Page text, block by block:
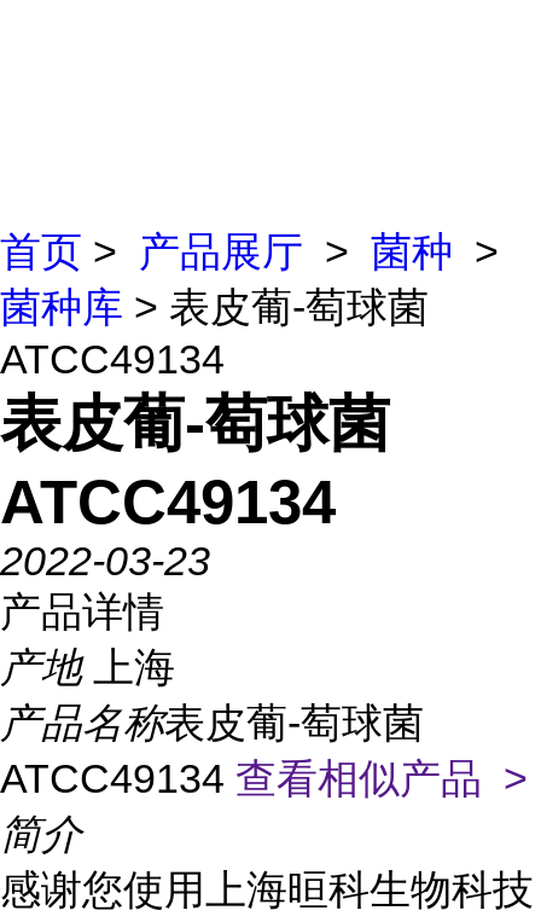
首页 > 产品展厅 > 菌种 >
菌种库 > 表皮葡-萄球菌
ATCC49134
表皮葡-萄球菌
ATCC49134
2022-03-23
产品详情
产地
上海
产品名称表皮葡-萄球菌
ATCC49134 查看相似产品 >
简介
感谢您使用上海晅科生物科技